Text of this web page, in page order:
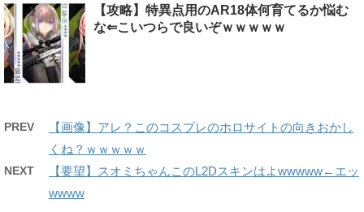
【攻略】特異点用のAR18体何育てるか悩む
な⇐こいつらで良いぞｗｗｗｗｗ
PREV
【画像】アレ？このコスプレのホロサイトの向きおかし
くね？ｗｗｗｗｗ
NEXT
【要望】スオミちゃんこのL2Dスキンはよwwwww←エッ
wwww